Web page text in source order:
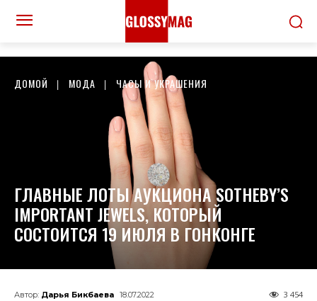
ДОМОЙ МОДА ЧАСЫ И УКРАШЕНИЯ
ГЛАВНЫЕ ЛОТЫ АУКЦИОНА SOTHEBY’S
IMPORTANT JEWELS, КОТОРЫЙ
СОСТОИТСЯ 19 ИЮЛЯ В ГОНКОНГЕ
Автор: Дарья Бикбаева 18.07.2022 3 454